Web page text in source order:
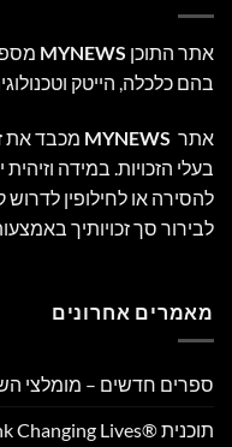
אתר התוכן MYNEWS
בהם כלכלה, הייטק
אתר MYNEWS מכבד את
בעלי הזכויות. במידה
להסירה או לחילופין לדרוש
לבירור סך זכויותיך
מאמרים אחרונים
ספרים חדשים – מומלצי